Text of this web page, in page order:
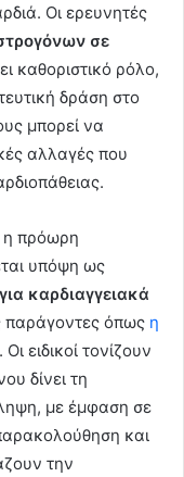
Οι ερευνητές
σε
καθοριστικό ρόλο,
δράση στο
μπορεί να
αλλαγές που
η πρόωρη
υπόψη ως
καρδιαγγειακά
παράγοντες όπως η
. Οι ειδικοί τονίζουν
δίνει τη
με έμφαση σε
και
την